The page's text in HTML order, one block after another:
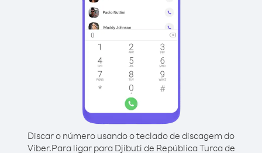
Discar o número usando o teclado de discagem do
Viber.Para ligar para Djibuti de República Turca de